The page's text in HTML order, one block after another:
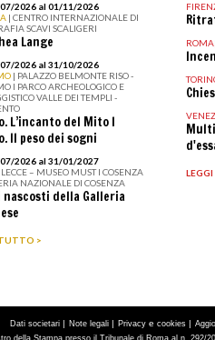
2026 al 01/11/2026
| CENTRO INTERNAZIONALE DI
SCAVI SCALIGERI
Lange
2026 al 31/10/2026
| PALAZZO BELMONTE RISO -
I PARCO ARCHEOLOGICO E
VALLE DEI TEMPLI -
L’incanto del Mito I
Il peso dei sogni
2026 al 31/01/2027
LECCE – MUSEO MUST I COSENZA
NAZIONALE DI COSENZA
nascosti della Galleria
>
ROMA|
Dati societari | Note legali | Privacy e cookies |